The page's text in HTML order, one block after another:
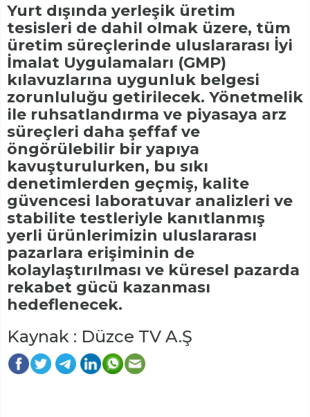
Yurt dışında yerleşik üretim
tesisleri de dahil olmak üzere, tüm
üretim süreçlerinde uluslararası İyi
İmalat Uygulamaları (GMP)
kılavuzlarına uygunluk belgesi
zorunluluğu getirilecek. Yönetmelik
ile ruhsatlandırma ve piyasaya arz
süreçleri daha şeffaf ve
öngörülebilir bir yapıya
kavuşturulurken, bu sıkı
denetimlerden geçmiş, kalite
güvencesi laboratuvar analizleri ve
stabilite testleriyle kanıtlanmış
yerli ürünlerimizin uluslararası
pazarlara erişiminin de
kolaylaştırılması ve küresel pazarda
rekabet gücü kazanması
hedeflenecek.
Kaynak : Düzce TV A.Ş